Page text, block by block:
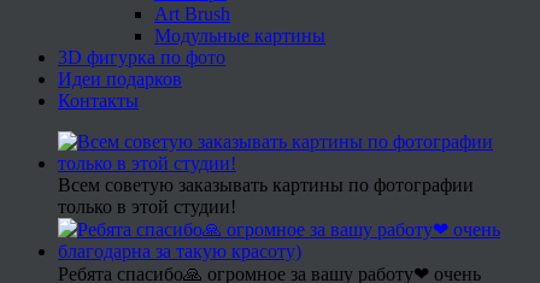
Art Brush
Модульные картины
3D фигурка по фото
Идеи подарков
Контакты
Всем советую заказывать картины по фотографии
только в этой студии!
Ребята спасибо🙏 огромное за вашу работу❤ очень